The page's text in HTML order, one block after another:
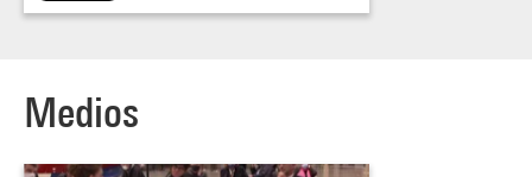
Medios